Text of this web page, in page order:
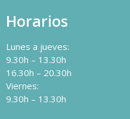
Horarios
Lunes a jueves:
9.30h – 13.30h
16.30h – 20.30h
Viernes:
9.30h – 13.30h